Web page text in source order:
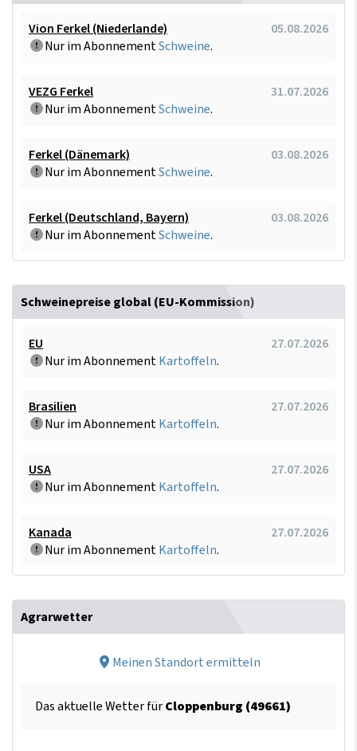
Vion Ferkel (Niederlande)
05.08.2026
Nur im AbonnementSchweine.
VEZG Ferkel
31.07.2026
Nur im AbonnementSchweine.
Ferkel (Dänemark)
03.08.2026
Nur im AbonnementSchweine.
Ferkel (Deutschland, Bayern)
03.08.2026
Nur im AbonnementSchweine.
Schweinepreise global (EU-Kommission)
EU
27.07.2026
Nur im AbonnementKartoffeln.
Brasilien
27.07.2026
Nur im AbonnementKartoffeln.
USA
27.07.2026
Nur im AbonnementKartoffeln.
Kanada
27.07.2026
Nur im AbonnementKartoffeln.
Agrarwetter
Meinen Standort ermitteln
Das aktuelle Wetter fürCloppenburg (49661)